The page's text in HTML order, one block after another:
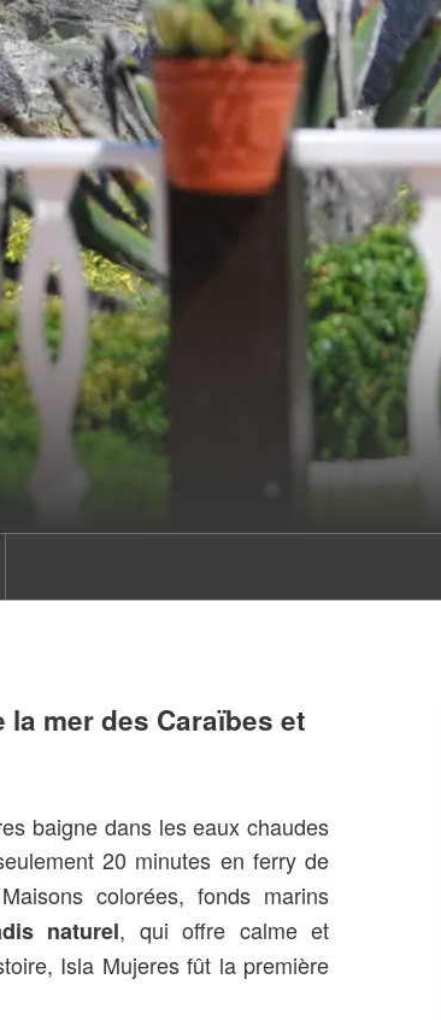
mer des Caraïbes et
baigne dans les eaux chaudes
20 minutes en ferry de
colorées, fonds marins
naturel, qui offre calme et
Isla Mujeres fût la première